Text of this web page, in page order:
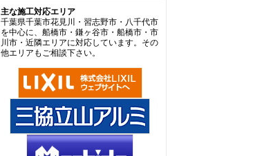
主な施工対応エリア
千葉県千葉市花見川・習志野市・八千代市
を中心に、船橋市・鎌ヶ谷市・船橋市・市
川市・近隣エリアに対応しています。その
他エリアもご相談下さい。